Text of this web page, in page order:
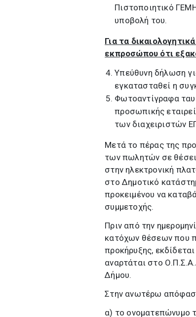
Πιστοποιητικό
υποβολή του.
Για τα
εκπροσώπου ότι
Υπεύθυνη δήλωση
εγκατασταθεί η
Φωτοαντίγραφα
προσωπικής
των διαχειριστών
Μετά το πέρας της
των πωλητών σε
στην ηλεκτρονική
στο Δημοτικό
προκειμένου να
συμμετοχής.
Πριν από την
κατόχων θέσεων που
προκήρυξης,
αναρτάται στο
Δήμου.
Στην ανωτέρω
α) το ονοματεπώνυμο